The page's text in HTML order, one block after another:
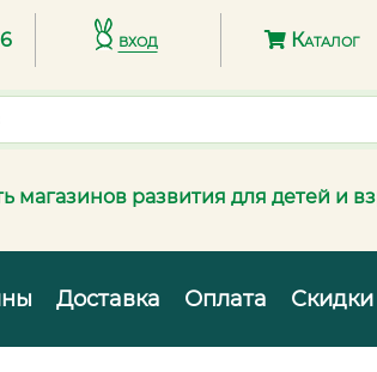
вход Каталог
магазинов развития для детей и
Доставка Оплата Скидки